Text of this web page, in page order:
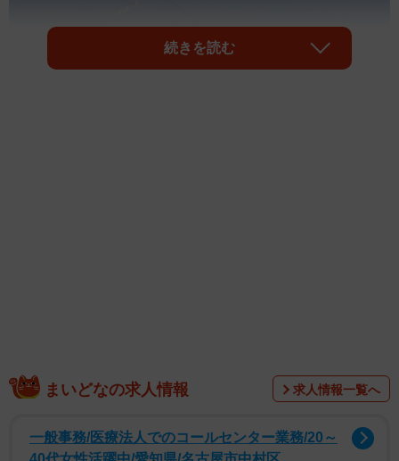
す（d****************p/photoAC）
続きを読む
まいどなの求人情報 求人情報一覧へ
一般事務/医療法人でのコールセンター業務/20～